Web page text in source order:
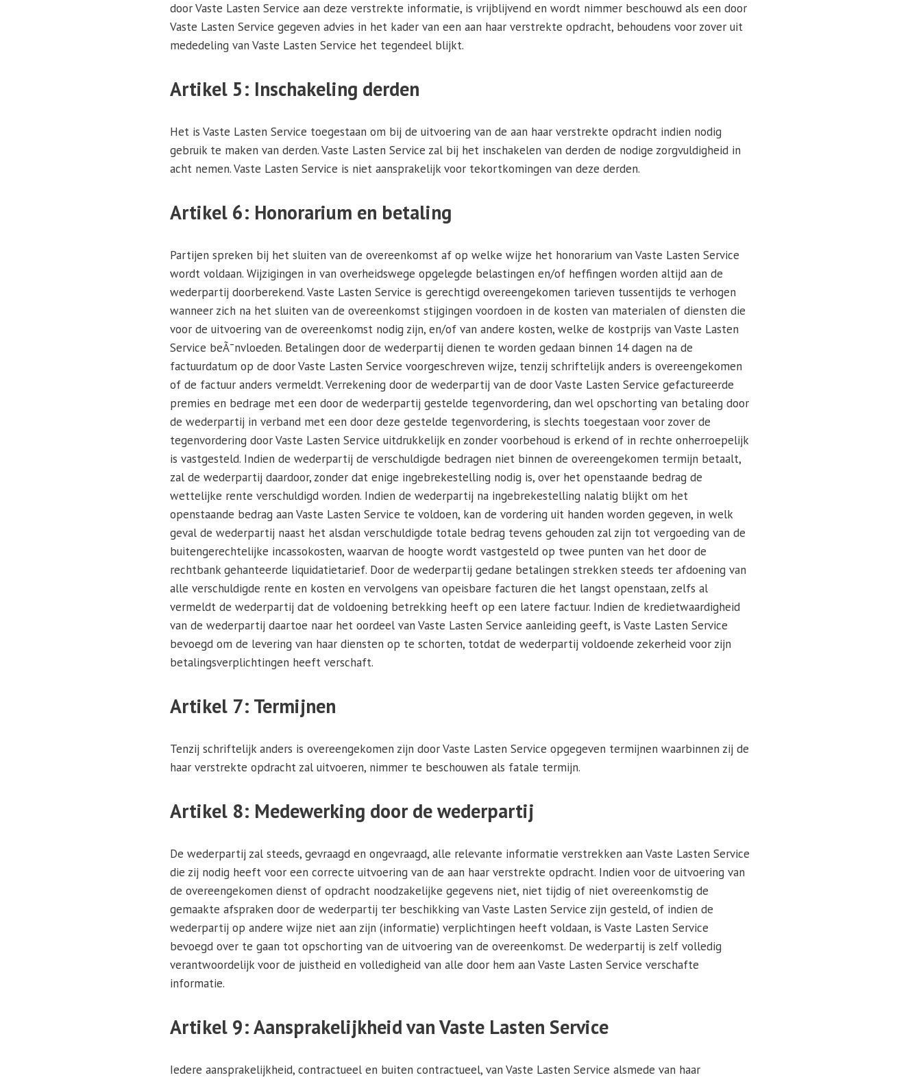
door Vaste Lasten Service aan deze verstrekte informatie, is vrijblijvend en wordt nimmer beschouwd als een door
Vaste Lasten Service gegeven advies in het kader van een aan haar verstrekte opdracht, behoudens voor zover uit
mededeling van Vaste Lasten Service het tegendeel blijkt.
Artikel 5: Inschakeling derden
Het is Vaste Lasten Service toegestaan om bij de uitvoering van de aan haar verstrekte opdracht indien nodig
gebruik te maken van derden. Vaste Lasten Service zal bij het inschakelen van derden de nodige zorgvuldigheid in
acht nemen. Vaste Lasten Service is niet aansprakelijk voor tekortkomingen van deze derden.
Artikel 6: Honorarium en betaling
Partijen spreken bij het sluiten van de overeenkomst af op welke wijze het honorarium van Vaste Lasten Service
wordt voldaan. Wijzigingen in van overheidswege opgelegde belastingen en/of heffingen worden altijd aan de
wederpartij doorberekend. Vaste Lasten Service is gerechtigd overeengekomen tarieven tussentijds te verhogen
wanneer zich na het sluiten van de overeenkomst stijgingen voordoen in de kosten van materialen of diensten die
voor de uitvoering van de overeenkomst nodig zijn, en/of van andere kosten, welke de kostprijs van Vaste Lasten
Service beÃ¯nvloeden. Betalingen door de wederpartij dienen te worden gedaan binnen 14 dagen na de
factuurdatum op de door Vaste Lasten Service voorgeschreven wijze, tenzij schriftelijk anders is overeengekomen
of de factuur anders vermeldt. Verrekening door de wederpartij van de door Vaste Lasten Service gefactureerde
premies en bedrage met een door de wederpartij gestelde tegenvordering, dan wel opschorting van betaling door
de wederpartij in verband met een door deze gestelde tegenvordering, is slechts toegestaan voor zover de
tegenvordering door Vaste Lasten Service uitdrukkelijk en zonder voorbehoud is erkend of in rechte onherroepelijk
is vastgesteld. Indien de wederpartij de verschuldigde bedragen niet binnen de overeengekomen termijn betaalt,
zal de wederpartij daardoor, zonder dat enige ingebrekestelling nodig is, over het openstaande bedrag de
wettelijke rente verschuldigd worden. Indien de wederpartij na ingebrekestelling nalatig blijkt om het
openstaande bedrag aan Vaste Lasten Service te voldoen, kan de vordering uit handen worden gegeven, in welk
geval de wederpartij naast het alsdan verschuldigde totale bedrag tevens gehouden zal zijn tot vergoeding van de
buitengerechtelijke incassokosten, waarvan de hoogte wordt vastgesteld op twee punten van het door de
rechtbank gehanteerde liquidatietarief. Door de wederpartij gedane betalingen strekken steeds ter afdoening van
alle verschuldigde rente en kosten en vervolgens van opeisbare facturen die het langst openstaan, zelfs al
vermeldt de wederpartij dat de voldoening betrekking heeft op een latere factuur. Indien de kredietwaardigheid
van de wederpartij daartoe naar het oordeel van Vaste Lasten Service aanleiding geeft, is Vaste Lasten Service
bevoegd om de levering van haar diensten op te schorten, totdat de wederpartij voldoende zekerheid voor zijn
betalingsverplichtingen heeft verschaft.
Artikel 7: Termijnen
Tenzij schriftelijk anders is overeengekomen zijn door Vaste Lasten Service opgegeven termijnen waarbinnen zij de
haar verstrekte opdracht zal uitvoeren, nimmer te beschouwen als fatale termijn.
Artikel 8: Medewerking door de wederpartij
De wederpartij zal steeds, gevraagd en ongevraagd, alle relevante informatie verstrekken aan Vaste Lasten Service
die zij nodig heeft voor een correcte uitvoering van de aan haar verstrekte opdracht. Indien voor de uitvoering van
de overeengekomen dienst of opdracht noodzakelijke gegevens niet, niet tijdig of niet overeenkomstig de
gemaakte afspraken door de wederpartij ter beschikking van Vaste Lasten Service zijn gesteld, of indien de
wederpartij op andere wijze niet aan zijn (informatie) verplichtingen heeft voldaan, is Vaste Lasten Service
bevoegd over te gaan tot opschorting van de uitvoering van de overeenkomst. De wederpartij is zelf volledig
verantwoordelijk voor de juistheid en volledigheid van alle door hem aan Vaste Lasten Service verschafte
informatie.
Artikel 9: Aansprakelijkheid van Vaste Lasten Service
Iedere aansprakelijkheid, contractueel en buiten contractueel, van Vaste Lasten Service alsmede van haar